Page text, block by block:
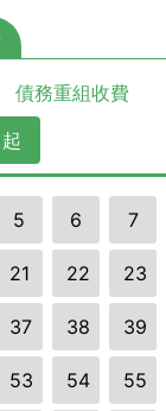
債務重組收費
5 6 7
21 22 23
37 38 39
53 54 55